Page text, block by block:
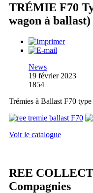
TRÉMIE F70
wagon à ballast)
News
19 février 2023
1854
Trémies à Ballast F70
Voir le catalogue
REE
Compagnies